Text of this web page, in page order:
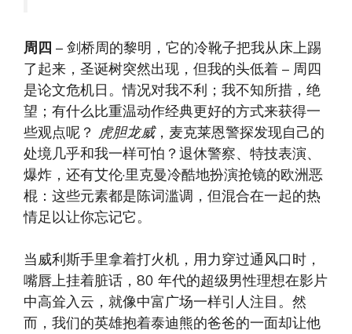
周四 – 剑桥周的黎明，它的冷靴子把我从床上踢
了起来，圣诞树突然出现，但我的头低着 – 周四
是论文危机日。情况对我不利；我不知所措，绝
望；有什么比重温动作经典更好的方式来获得一
些观点呢？ 虎胆龙威，麦克莱恩警探发现自己的
处境几乎和我一样可怕？退休警察、特技表演、
爆炸，还有艾伦·里克曼冷酷地扮演抢镜的欧洲恶
棍：这些元素都是陈词滥调，但混合在一起的热
情足以让你忘记它。
当威利斯手里拿着打火机，用力穿过通风口时，
嘴唇上挂着脏话，80 年代的超级男性理想在影片
中高耸入云，就像中富广场一样引人注目。然
而，我们的英雄抱着泰迪熊的爸爸的一面却让他